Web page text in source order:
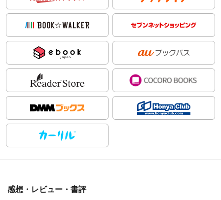
感想・レビュー・書評